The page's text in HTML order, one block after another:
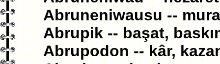
Abruneniwausu --
Abrupik -- başat,
Abrupodon -- kâr,